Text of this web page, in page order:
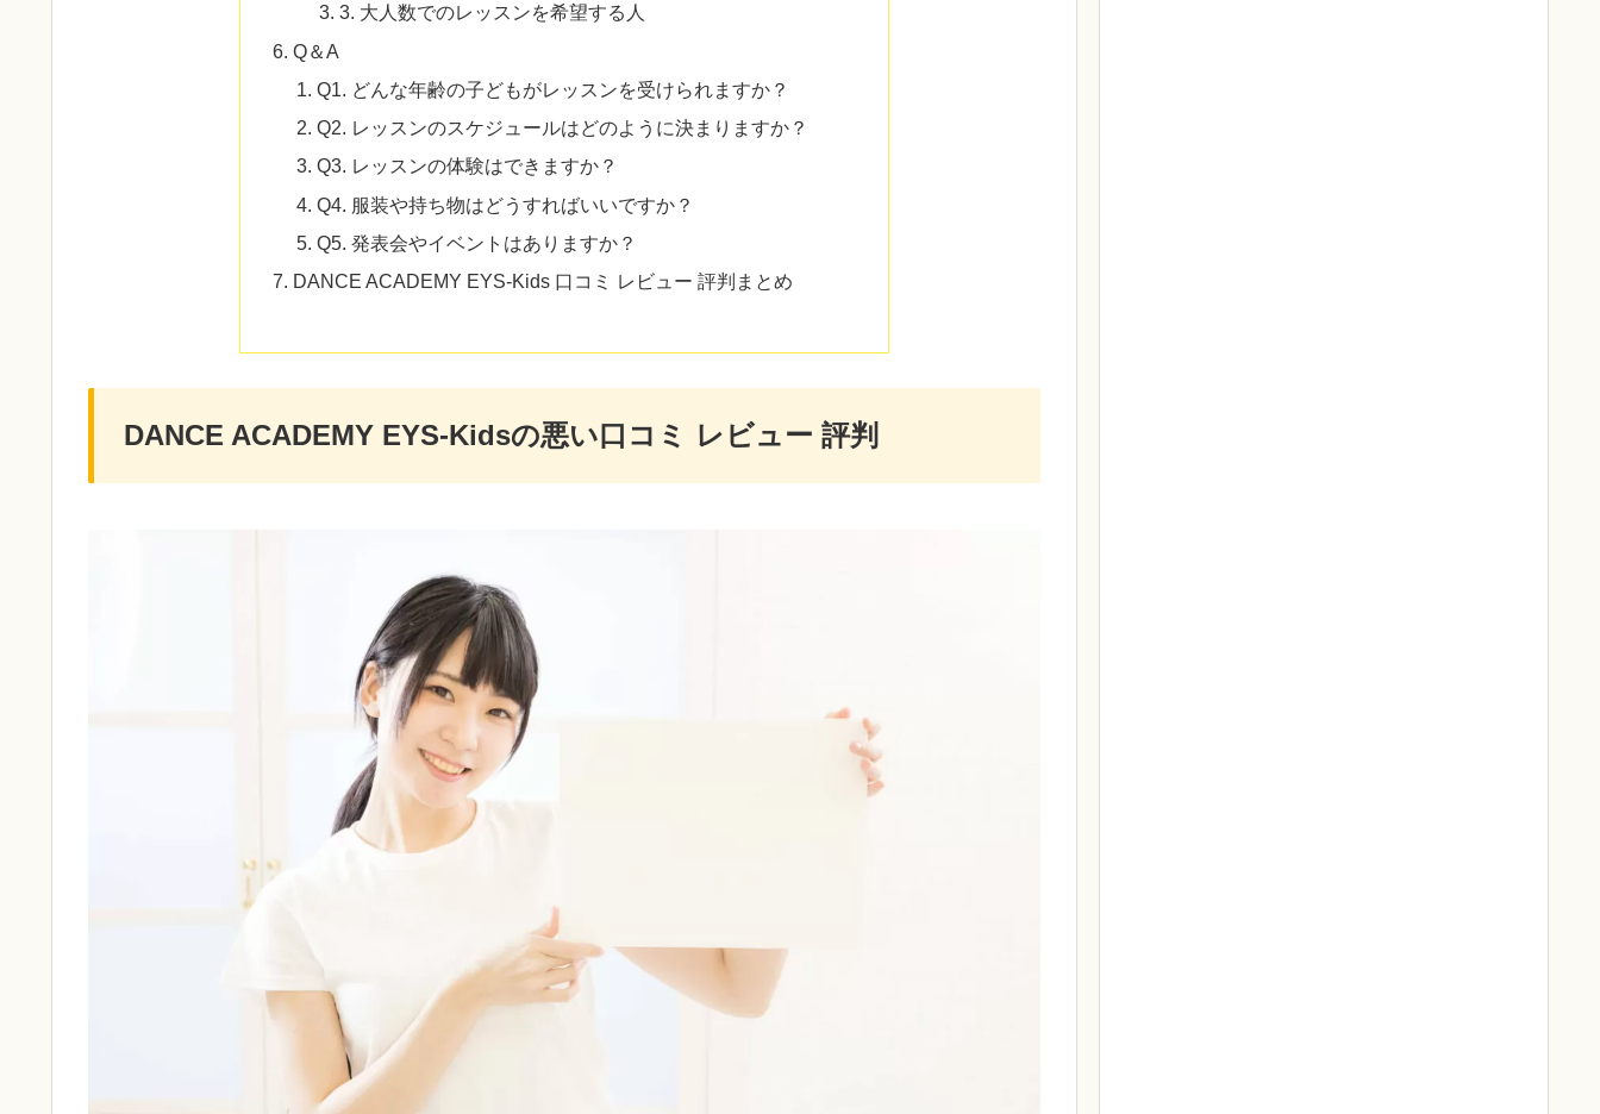
3. 大人数でのレッスンを希望する人
Q＆A
Q1. どんな年齢の子どもがレッスンを受けられますか？
Q2. レッスンのスケジュールはどのように決まりますか？
Q3. レッスンの体験はできますか？
Q4. 服装や持ち物はどうすればいいですか？
Q5. 発表会やイベントはありますか？
DANCE ACADEMY EYS-Kids 口コミ レビュー 評判まとめ
DANCE ACADEMY EYS-Kidsの悪い口コミ レビュー 評判